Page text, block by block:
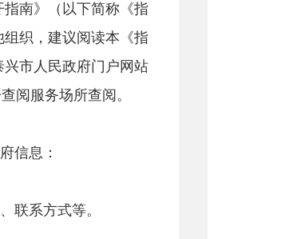
南》（以下简称《指
织，建议阅读本《指
市人民政府门户网站
阅服务场所查阅。
信息：
联系方式等。